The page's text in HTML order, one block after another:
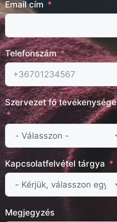
Email cím
Telefonszám
Szervezet fő tevékenysége
Kapcsolatfelvétel tárgya
Megjegyzés